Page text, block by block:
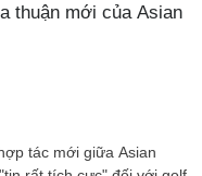
thuận mới của Asian
tác mới giữa Asian